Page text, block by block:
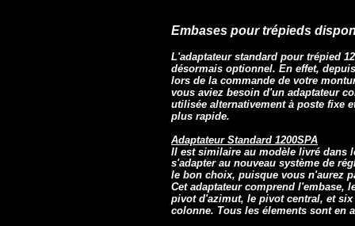
Embases pour trépieds
L'adaptateur standard pour trépied
désormais optionnel. En effet,
lors de la commande de votre
vous aviez besoin d'un adaptateur
utilisée alternativement à poste fixe
plus rapide.
Adaptateur Standard 1200SPA
Il est similaire au modèle livré dans
s'adapter au nouveau système de
le bon choix, puisque vous n'aurez
Cet adaptateur comprend l'embase,
pivot d'azimut, le pivot central, et
colonne. Tous les élements sont